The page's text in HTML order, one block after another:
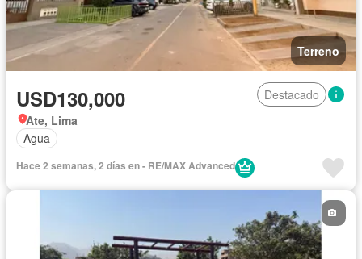
Terreno
USD130,000
Destacado
Ate, Lima
Agua
Hace 2 semanas, 2 días en - RE/MAX Advanced